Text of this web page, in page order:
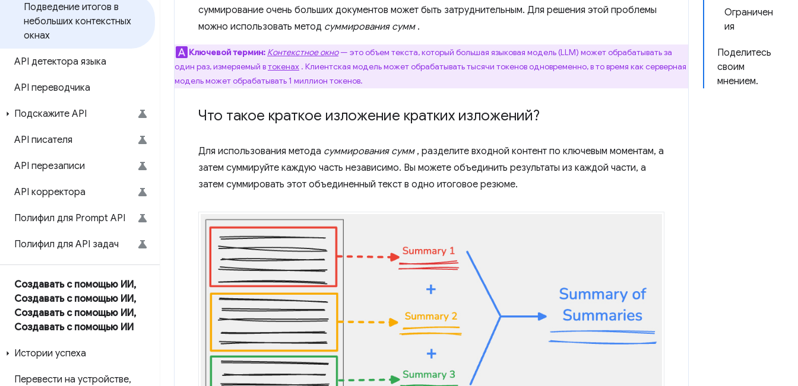
Подведение итогов в
небольших контекстных
окнах
API детектора языка
API переводчика
Подскажите API
API писателя
API перезаписи
API корректора
Полифил для Prompt API
Полифил для API задач
Создавать с помощью ИИ,
Создавать с помощью ИИ,
Создавать с помощью ИИ,
Создавать с помощью ИИ
Истории успеха
Перевести на устройстве,
Ограничен
ия
Поделитесь
своим
мнением.
суммирование очень больших документов может быть затруднительным. Для решения этой проблемы
можно использовать метод суммирования сумм.
Ключевой термин: Контекстное окно— это объем текста, который большая языковая модель (LLM) может обрабатывать за
один раз, измеряемый втокенах . Клиентская модель может обрабатывать тысячи токенов одновременно, в то время как серверная
модель может обрабатывать 1 миллион токенов.
Что такое краткое изложение кратких изложений?
Для использования метода суммирования сумм, разделите входной контент по ключевым моментам, а
затем суммируйте каждую часть независимо. Вы можете объединить результаты из каждой части, а
затем суммировать этот объединенный текст в одно итоговое резюме.